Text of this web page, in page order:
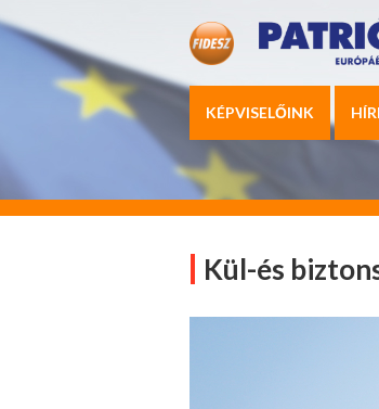
KÉPVISELŐINK
Kül-és